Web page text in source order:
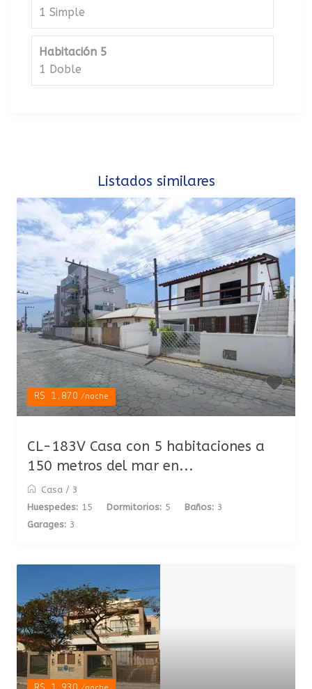
1 Simple
Habitación 5
1 Doble
Listados similares
R$ 1,870/noche
CL-183V Casa con 5 habitaciones a
150 metros del mar en...
Casa / 3
Huespedes: 15 Dormitorios: 5 Baños: 3
Garages: 3